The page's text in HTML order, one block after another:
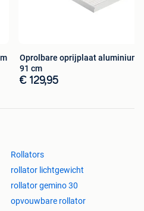
transporttas waar de
boodschappentas met
rugband
Oprolbare oprijplaat aluminium
91 cm
€ 129,95
Rollators
rollator lichtgewicht
rollator gemino 30
opvouwbare rollator